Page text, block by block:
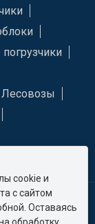
Лесовозы
©
cookie и
с сайтом
Оставаясь